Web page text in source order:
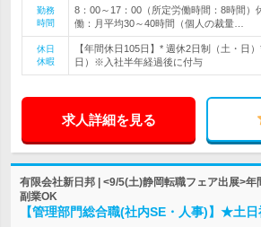
勤務
時間
8：00～17：00（所定労働時間：8時間）
働：月平均30～40時間（個人の裁量…
休日
休暇
【年間休日105日】* 週休2日制（土・日
日）※入社半年経過後に付与
求人詳細を見る
有限会社新日邦 | <9/5(土)静岡転職フェア出展>年
副業OK
【管理部門総合職(社内SE・人事)】★土